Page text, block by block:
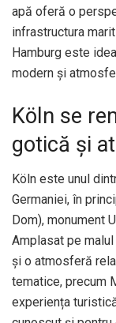
apă oferă o
infrastructura
Hamburg este
modern și
Köln se
gotică și
Köln este unul
Germaniei, în
Dom), monument
Amplasat pe
și o atmosferă
tematice, precum
experiența